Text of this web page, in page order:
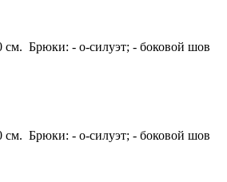
см. Брюки: - о-силуэт; - боковой шов
см. Брюки: - о-силуэт; - боковой шов